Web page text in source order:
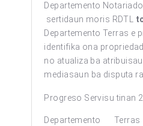
Departemento
sertidaun moris RDTL
Departemento Terras e
identifika ona
no atualiza ba
mediasaun ba disputa
Progreso Servisu tinan
Departemento